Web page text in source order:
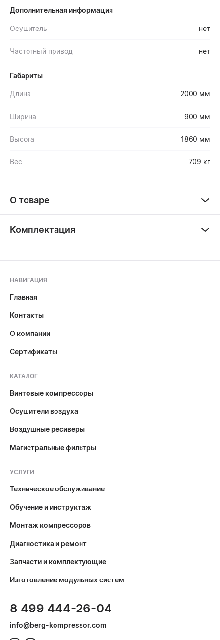
Дополнительная информация
Осушитель нет
Частотный привод нет
Габариты
Длина 2000 мм
Ширина 900 мм
Высота 1860 мм
Вес 709 кг
О товаре
Комплектация
НАВИГАЦИЯ
Главная
Контакты
О компании
Сертификаты
КАТАЛОГ
Винтовые компрессоры
Осушители воздуха
Воздушные ресиверы
Магистральные фильтры
УСЛУГИ
Техническое обслуживание
Обучение и инструктаж
Монтаж компрессоров
Диагностика и ремонт
Запчасти и комплектующие
Изготовление модульных систем
8 499 444-26-04
info@berg-kompressor.com